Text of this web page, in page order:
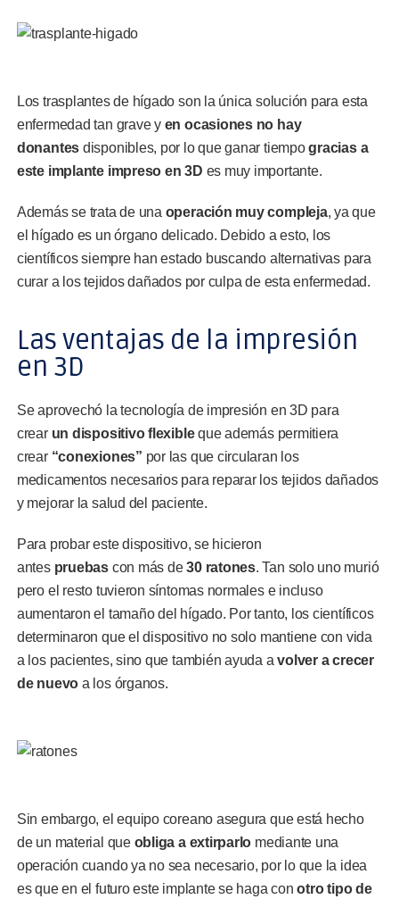
Los trasplantes de hígado son la única solución para esta
enfermedad tan grave y en ocasiones no hay
donantes disponibles, por lo que ganar tiempogracias a
este implante impreso en 3D es muy importante.
Además se trata de una operación muy compleja, ya que
el hígado es un órgano delicado. Debido a esto, los
científicos siempre han estado buscando alternativas para
curar a los tejidos dañados por culpa de esta enfermedad.
Las ventajas de la impresión
en 3D
Se aprovechó la tecnología de impresión en 3D para
crear un dispositivo flexibleque además permitiera
crear “conexiones” por las que circularan los
medicamentos necesarios para reparar los tejidos dañados
y mejorar la salud del paciente.
Para probar este dispositivo, se hicieron
antes pruebascon más de30 ratones. Tan solo uno murió
pero el resto tuvieron síntomas normales e incluso
aumentaron el tamaño del hígado. Por tanto, los científicos
determinaron que el dispositivo no solo mantiene con vida
a los pacientes, sino que también ayuda avolver a crecer
de nuevo a los órganos.
Sin embargo, el equipo coreano asegura que está hecho
de un material queobliga a extirparlo mediante una
operación cuando ya no sea necesario, por lo que la idea
es que en el futuro este implante se haga conotro tipo de